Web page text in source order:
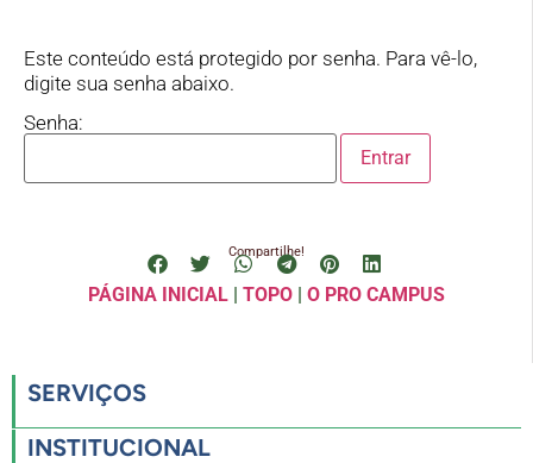
Este conteúdo está protegido por senha. Para vê-lo,
digite sua senha abaixo.
Senha:
Compartilhe!
PÁGINA INICIAL| TOPO| O PRO CAMPUS
SERVIÇOS
INSTITUCIONAL